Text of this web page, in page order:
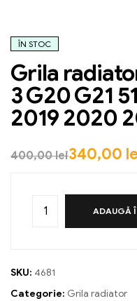
ÎN STOC
Grila
3 G20 G21
2019 2020
400,00lei340,00
ADAUGĂ
SKU: 4681
Categorie: Grila radiator